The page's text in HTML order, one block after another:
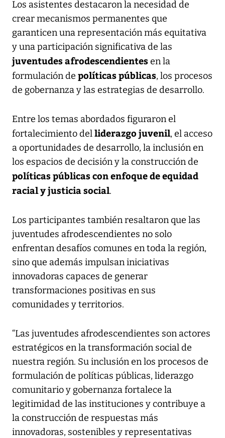
Los asistentes destacaron la necesidad de
crear mecanismos permanentes que
garanticen una representación más equitativa
y una participación significativa de las
juventudes afrodescendientesen la
formulación de políticas públicas, los procesos
de gobernanza y las estrategias de desarrollo.
Entre los temas abordados figuraron el
fortalecimiento delliderazgo juvenil, el acceso
a oportunidades de desarrollo, la inclusión en
los espacios de decisión y la construcción de
políticas públicas con enfoque de equidad
racial y justicia social.
Los participantes también resaltaron que las
juventudes afrodescendientes no solo
enfrentan desafíos comunes en toda la región,
sino que además impulsan iniciativas
innovadoras capaces de generar
transformaciones positivas en sus
comunidades y territorios.
“Las juventudes afrodescendientes son actores
estratégicos en la transformación social de
nuestra región. Su inclusión en los procesos de
formulación de políticas públicas, liderazgo
comunitario y gobernanza fortalece la
legitimidad de las instituciones y contribuye a
la construcción de respuestas más
innovadoras, sostenibles y representativas